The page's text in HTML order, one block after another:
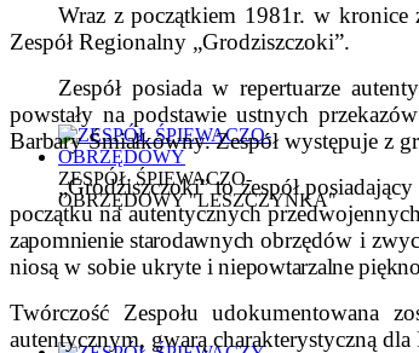
ZESPÓŁ ŚPIEWACZO-
OBRZĘDOWY "LESZCZYNKA"
Wraz z początkiem 1981r. w kronice
Zespół Regionalny „Grodziszczoki”.
Zespół posiada w repertuarze
powstały na podstawie ustnych
Barbary Śmiałkówny.Zespół występuje z
„Grodziszczoki” to zespół
początku na autentycznych
zapomnienie starodawnych obrzędów i
niosą w sobie ukryte i niepowtarzalne
Twórczość Zespołu udokumentowana
autentycznym, gwarą charakterystyczną